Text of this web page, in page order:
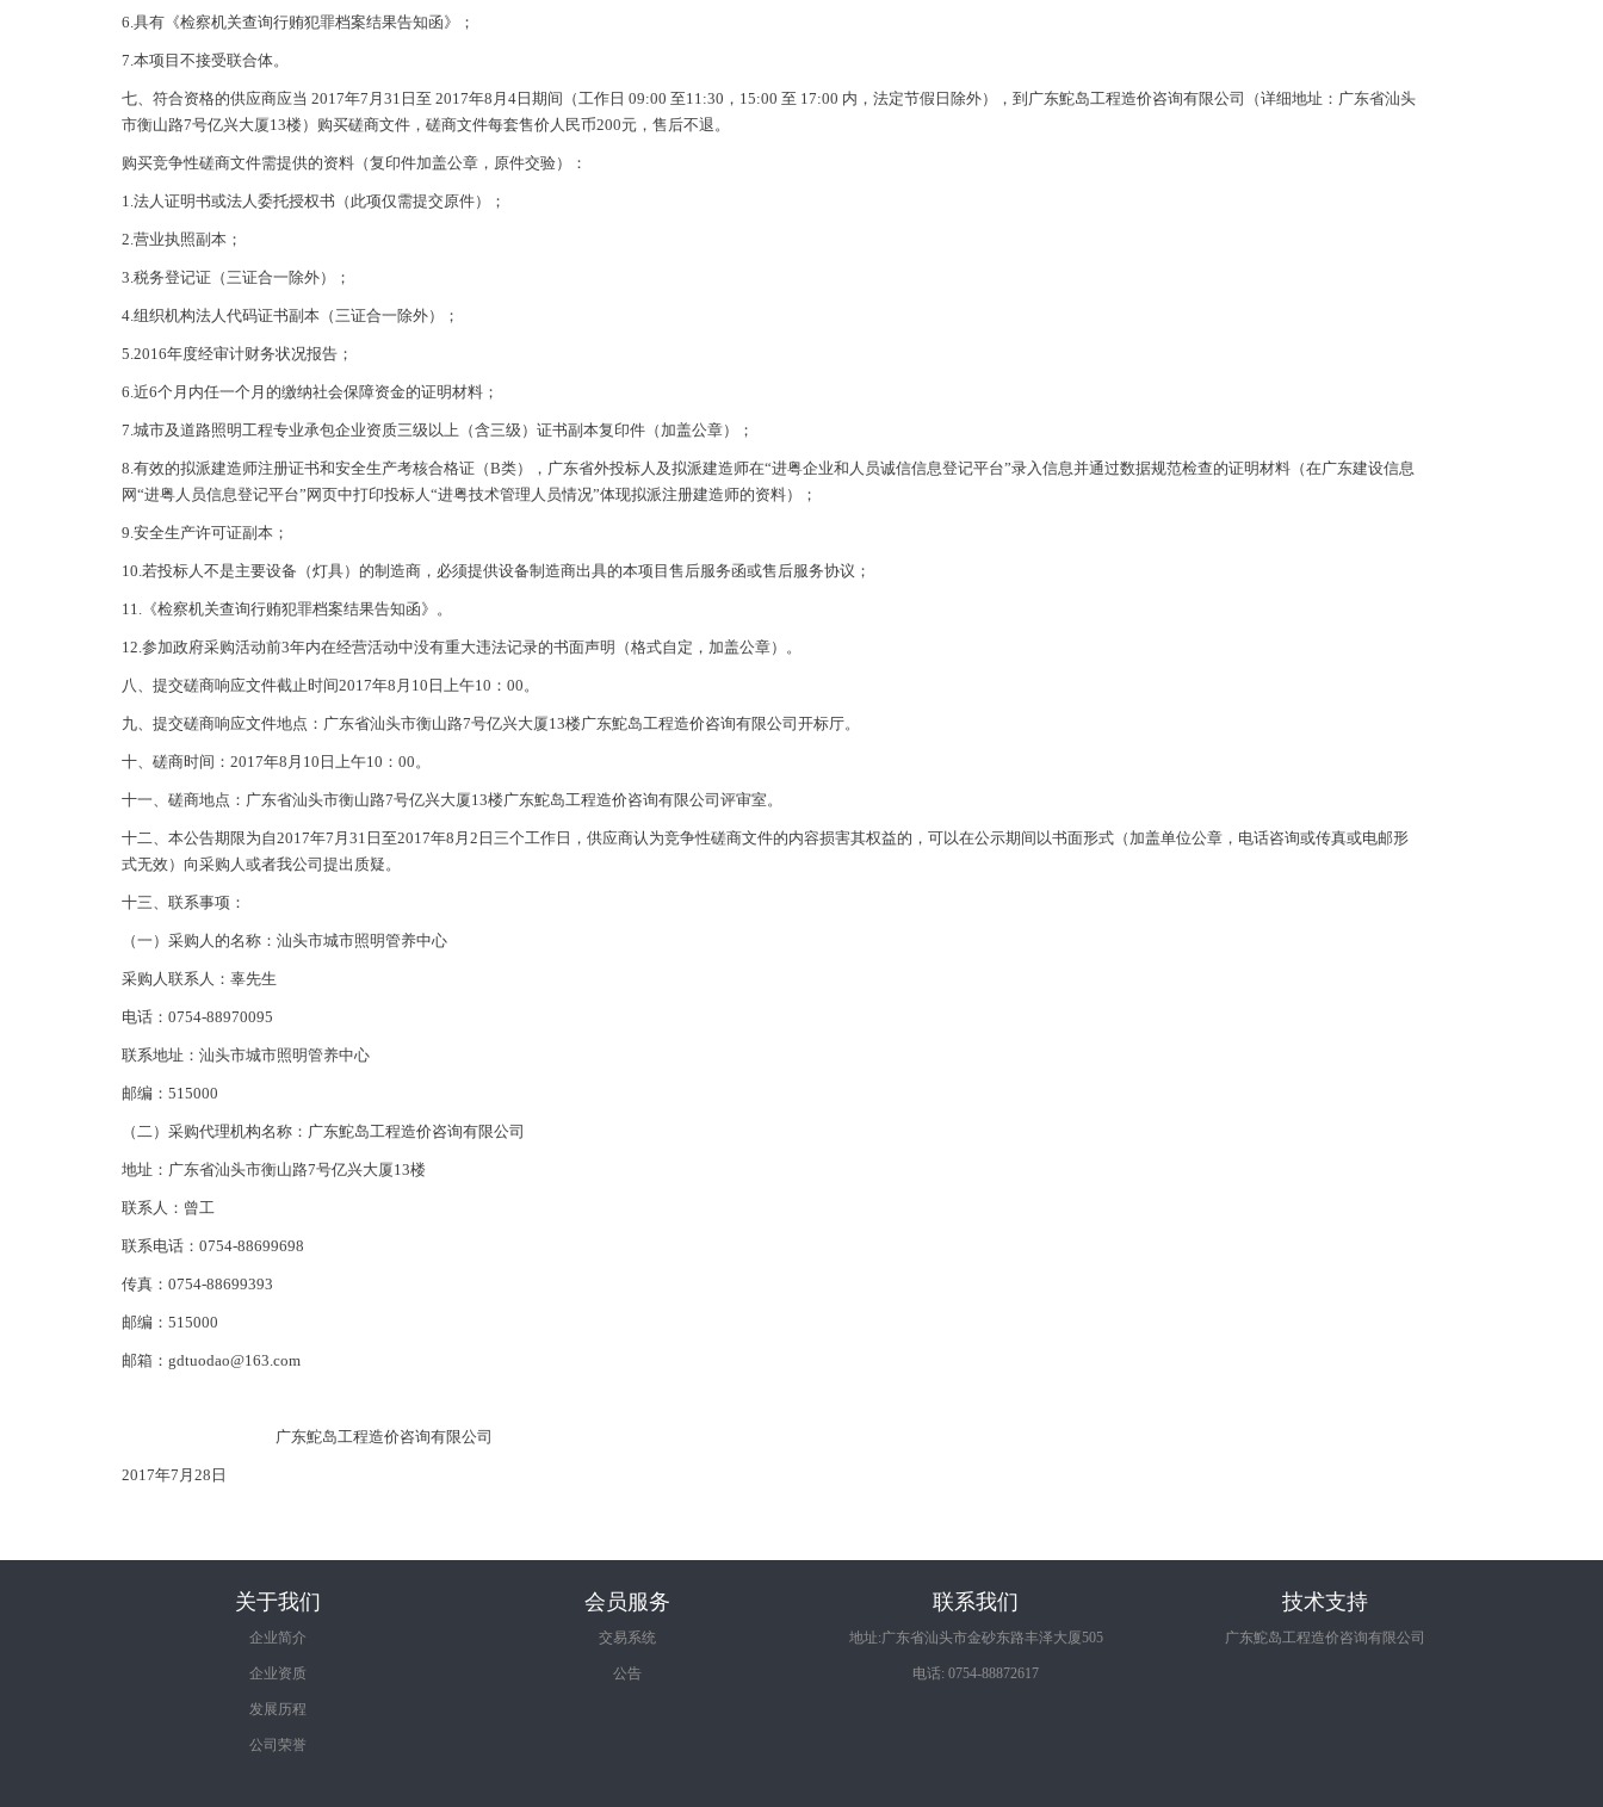
6.具有《检察机关查询行贿犯罪档案结果告知函》；
7.本项目不接受联合体。
七、符合资格的供应商应当 2017年7月31日至 2017年8月4日期间（工作日 09:00 至11:30，15:00 至 17:00 内，法定节假日除外），到广东鮀岛工程造价咨询有限公司（详细地址：广东省汕头
市衡山路7号亿兴大厦13楼）购买磋商文件，磋商文件每套售价人民币200元，售后不退。
购买竞争性磋商文件需提供的资料（复印件加盖公章，原件交验）：
1.法人证明书或法人委托授权书（此项仅需提交原件）；
2.营业执照副本；
3.税务登记证（三证合一除外）；
4.组织机构法人代码证书副本（三证合一除外）；
5.2016年度经审计财务状况报告；
6.近6个月内任一个月的缴纳社会保障资金的证明材料；
7.城市及道路照明工程专业承包企业资质三级以上（含三级）证书副本复印件（加盖公章）；
8.有效的拟派建造师注册证书和安全生产考核合格证（B类），广东省外投标人及拟派建造师在“进粤企业和人员诚信信息登记平台”录入信息并通过数据规范检查的证明材料（在广东建设信息
网“进粤人员信息登记平台”网页中打印投标人“进粤技术管理人员情况”体现拟派注册建造师的资料）；
9.安全生产许可证副本；
10.若投标人不是主要设备（灯具）的制造商，必须提供设备制造商出具的本项目售后服务函或售后服务协议；
11.《检察机关查询行贿犯罪档案结果告知函》。
12.参加政府采购活动前3年内在经营活动中没有重大违法记录的书面声明（格式自定，加盖公章）。
八、提交磋商响应文件截止时间2017年8月10日上午10：00。
九、提交磋商响应文件地点：广东省汕头市衡山路7号亿兴大厦13楼广东鮀岛工程造价咨询有限公司开标厅。
十、磋商时间：2017年8月10日上午10：00。
十一、磋商地点：广东省汕头市衡山路7号亿兴大厦13楼广东鮀岛工程造价咨询有限公司评审室。
十二、本公告期限为自2017年7月31日至2017年8月2日三个工作日，供应商认为竞争性磋商文件的内容损害其权益的，可以在公示期间以书面形式（加盖单位公章，电话咨询或传真或电邮形
式无效）向采购人或者我公司提出质疑。
十三、联系事项：
（一）采购人的名称：汕头市城市照明管养中心
采购人联系人：辜先生
电话：0754-88970095
联系地址：汕头市城市照明管养中心
邮编：515000
（二）采购代理机构名称：广东鮀岛工程造价咨询有限公司
地址：广东省汕头市衡山路7号亿兴大厦13楼
联系人：曾工
联系电话：0754-88699698
传真：0754-88699393
邮编：515000
邮箱：gdtuodao@163.com
广东鮀岛工程造价咨询有限公司
2017年7月28日
关于我们
企业简介
企业资质
发展历程
公司荣誉
会员服务
交易系统
公告
联系我们
地址:广东省汕头市金砂东路丰泽大厦505
电话: 0754-88872617
技术支持
广东鮀岛工程造价咨询有限公司